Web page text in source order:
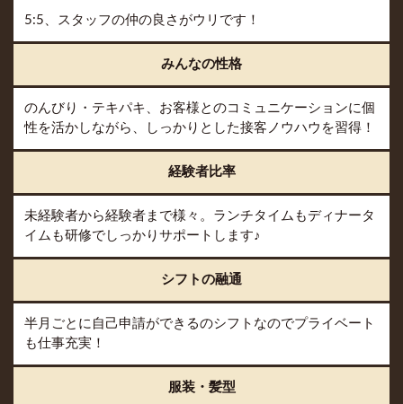
5:5、スタッフの仲の良さがウリです！
みんなの性格
のんびり・テキパキ、お客様とのコミュニケーションに個
性を活かしながら、しっかりとした接客ノウハウを習得！
経験者比率
未経験者から経験者まで様々。ランチタイムもディナータ
イムも研修でしっかりサポートします♪
シフトの融通
半月ごとに自己申請ができるのシフトなのでプライベート
も仕事充実！
服装・髪型